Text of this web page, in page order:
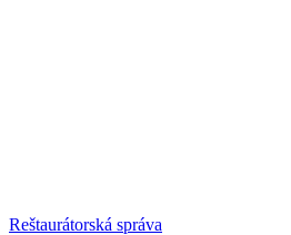
Reštaurátorská správa